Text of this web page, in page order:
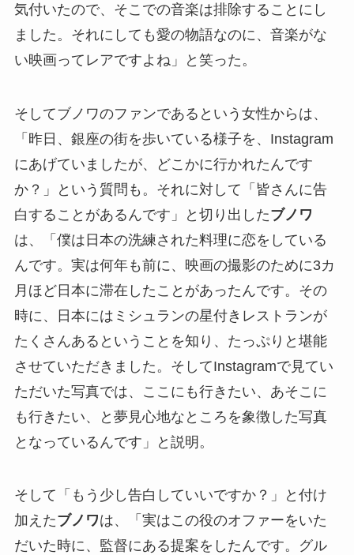
気付いたので、そこでの音楽は排除することにし
ました。それにしても愛の物語なのに、音楽がな
い映画ってレアですよね」と笑った。
そしてブノワのファンであるという女性からは、
「昨日、銀座の街を歩いている様子を、Instagram
にあげていましたが、どこかに行かれたんです
か？」という質問も。それに対して「皆さんに告
白することがあるんです」と切り出したブノワ
は、「僕は日本の洗練された料理に恋をしている
んです。実は何年も前に、映画の撮影のために3カ
月ほど日本に滞在したことがあったんです。その
時に、日本にはミシュランの星付きレストランが
たくさんあるということを知り、たっぷりと堪能
させていただきました。そしてInstagramで見てい
ただいた写真では、ここにも行きたい、あそこに
も行きたい、と夢見心地なところを象徴した写真
となっているんです」と説明。
そして「もう少し告白していいですか？」と付け
加えたブノワは、「実はこの役のオファーをいた
だいた時に、監督にある提案をしたんです。グル